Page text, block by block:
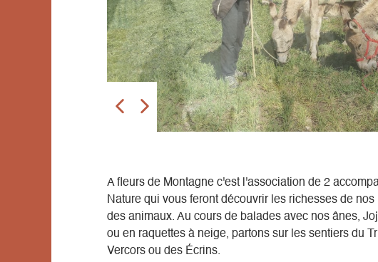
A fleurs de Montagne c'est l'association de 2
Nature qui vous feront découvrir les richesses de
des animaux. Au cours de balades avec nos ânes,
ou en raquettes à neige, partons sur les sentiers du
Vercors ou des Écrins.